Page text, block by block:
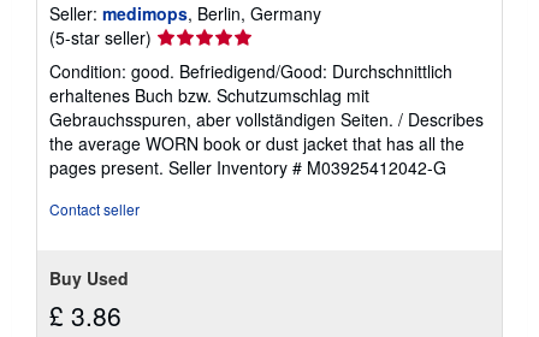
Seller: medimops, Berlin, Germany
(5-star seller) Seller
rating
5
out
of
5
stars
Condition: good. Befriedigend/Good: Durchschnittlich
erhaltenes Buch bzw. Schutzumschlag mit
Gebrauchsspuren, aber vollständigen Seiten. / Describes
the average WORN book or dust jacket that has all the
pages present. Seller Inventory # M03925412042-G
Contact seller
Buy Used
£ 3.86